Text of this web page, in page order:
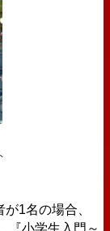
1名の場合、
『小学生入門～